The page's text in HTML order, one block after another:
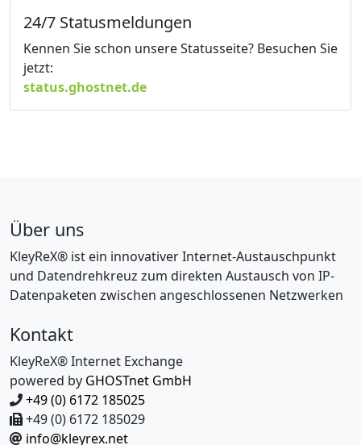
24/7 Statusmeldungen
Kennen Sie schon unsere Statusseite? Besuchen Sie
jetzt:
status.ghostnet.de
Über uns
KleyReX® ist ein innovativer Internet-Austauschpunkt
und Datendrehkreuz zum direkten Austausch von IP-
Datenpaketen zwischen angeschlossenen Netzwerken
Kontakt
KleyReX® Internet Exchange
powered by GHOSTnet GmbH
+49 (0) 6172 185025
+49 (0) 6172 185029
info@kleyrex.net